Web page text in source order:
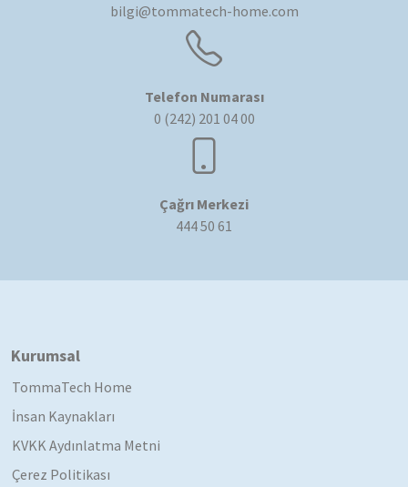
bilgi@tommatech-home.com
Telefon Numarası
0 (242) 201 04 00
Çağrı Merkezi
444 50 61
Kurumsal
TommaTech Home
İnsan Kaynakları
KVKK Aydınlatma Metni
Çerez Politikası